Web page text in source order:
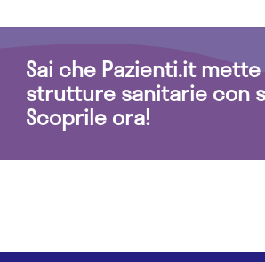
Sai che Pazienti.it
strutture sanitarie con
Scoprile ora!